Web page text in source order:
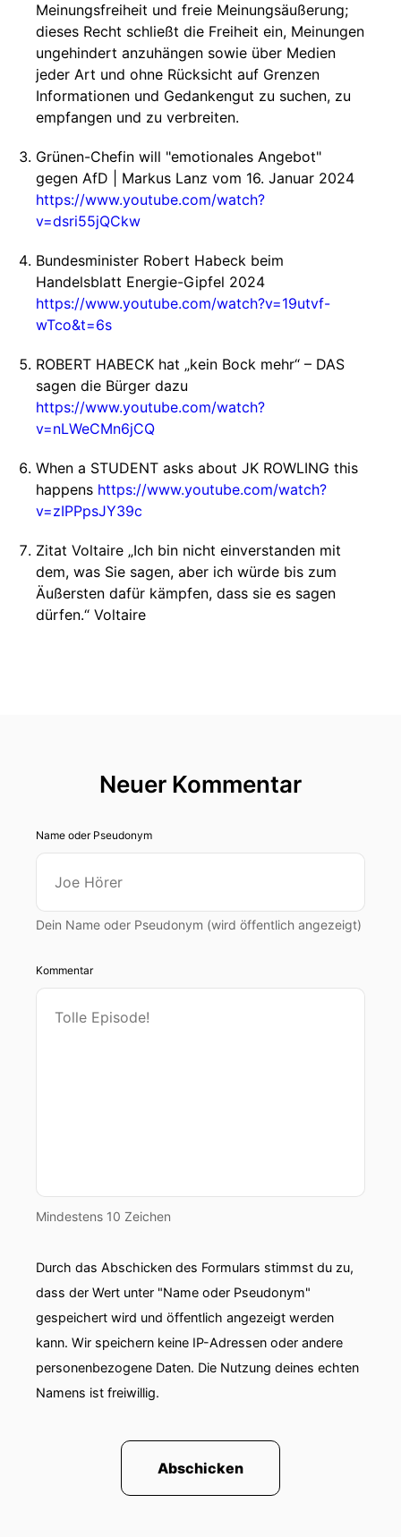
Meinungsfreiheit und freie Meinungsäußerung;
dieses Recht schließt die Freiheit ein, Meinungen
ungehindert anzuhängen sowie über Medien
jeder Art und ohne Rücksicht auf Grenzen
Informationen und Gedankengut zu suchen, zu
empfangen und zu verbreiten.
Grünen-Chefin will "emotionales Angebot"
gegen AfD | Markus Lanz vom 16. Januar 2024
https://www.youtube.com/watch?
v=dsri55jQCkw
Bundesminister Robert Habeck beim
Handelsblatt Energie-Gipfel 2024
https://www.youtube.com/watch?v=19utvf-
wTco&t=6s
ROBERT HABECK hat „kein Bock mehr“ – DAS
sagen die Bürger dazu
https://www.youtube.com/watch?
v=nLWeCMn6jCQ
When a STUDENT asks about JK ROWLING this
happens https://www.youtube.com/watch?
v=zIPPpsJY39c
Zitat Voltaire „Ich bin nicht einverstanden mit
dem, was Sie sagen, aber ich würde bis zum
Äußersten dafür kämpfen, dass sie es sagen
dürfen.“ Voltaire
Neuer Kommentar
Name oder Pseudonym
Dein Name oder Pseudonym (wird öffentlich angezeigt)
Kommentar
Mindestens 10 Zeichen
Durch das Abschicken des Formulars stimmst du zu,
dass der Wert unter "Name oder Pseudonym"
gespeichert wird und öffentlich angezeigt werden
kann. Wir speichern keine IP-Adressen oder andere
personenbezogene Daten. Die Nutzung deines echten
Namens ist freiwillig.
Abschicken